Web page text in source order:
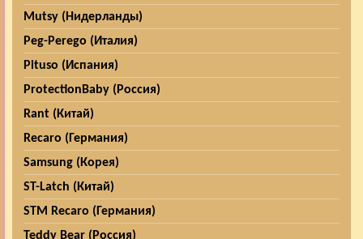
Mutsy (Нидерланды)
Peg-Perego (Италия)
Pituso (Испания)
ProtectionBaby (Россия)
Rant (Китай)
Recaro (Германия)
Samsung (Корея)
ST-Latch (Китай)
STM Recaro (Германия)
Teddy Bear (Россия)